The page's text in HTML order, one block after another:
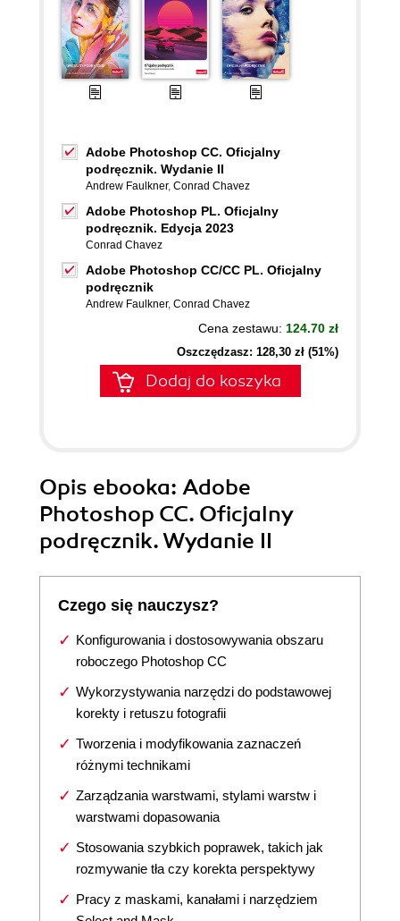
Adobe Photoshop CC. Oficjalny
podręcznik. Wydanie II
Andrew Faulkner, Conrad Chavez
Adobe Photoshop PL. Oficjalny
podręcznik. Edycja 2023
Conrad Chavez
Adobe Photoshop CC/CC PL. Oficjalny
podręcznik
Andrew Faulkner, Conrad Chavez
Cena zestawu: 124.70 zł
Oszczędzasz: 128,30 zł (51%)
Dodaj do koszyka
Opis ebooka: Adobe
Photoshop CC. Oficjalny
podręcznik. Wydanie II
Czego się nauczysz?
Konfigurowania i dostosowywania obszaru
roboczego Photoshop CC
Wykorzystywania narzędzi do podstawowej
korekty i retuszu fotografii
Tworzenia i modyfikowania zaznaczeń
różnymi technikami
Zarządzania warstwami, stylami warstw i
warstwami dopasowania
Stosowania szybkich poprawek, takich jak
rozmywanie tła czy korekta perspektywy
Pracy z maskami, kanałami i narzędziem